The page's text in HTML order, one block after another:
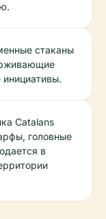
стаканы
инициативы.
Catalans
головные
в